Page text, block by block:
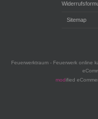
Sitemap
Feuerwerktraum - Feuerwerk
modified